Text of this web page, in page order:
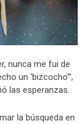
nunca me fui de
un ‘bizcocho'”,
las esperanzas.
la búsqueda en